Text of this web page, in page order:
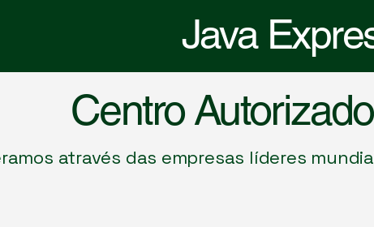
Java
Centro Autorizado
através das empresas líderes